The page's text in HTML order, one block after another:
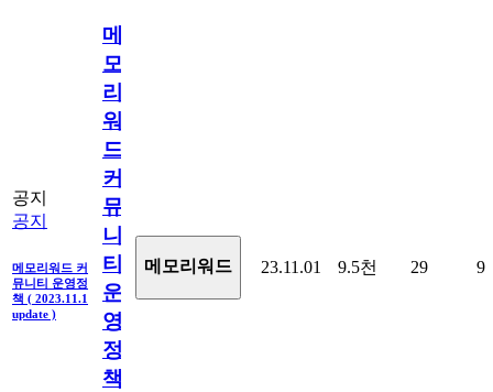
공지
공지
메모리워드 커
뮤니티 운영정
책 ( 2023.11.1
update )
메
모
리
워
드
커
뮤
니
티
운
영
정
책
메모리워드 23.11.01 9.5천 29 9